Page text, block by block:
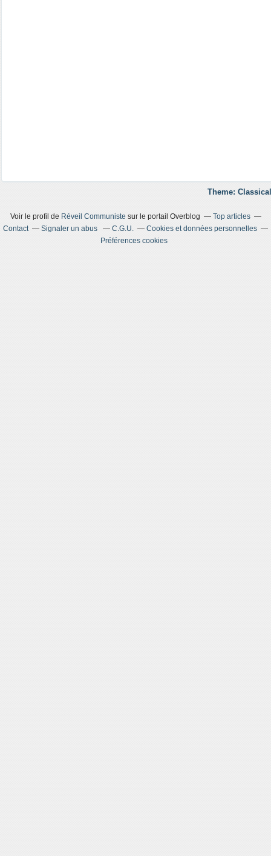
Theme:
Voir le profil de Réveil Communiste sur le portail Overblog
Top articles
Contact
Signaler un abus C.G.U.
Cookies et données personnelles
Préférences cookies